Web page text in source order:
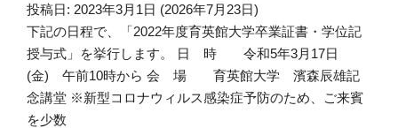
投稿日: 2023年3月1日 (2026年7月23日)
下記の日程で、「2022年度育英館大学卒業証書・学位記
授与式」を挙行します。 日 時 令和5年3月17日
(金) 午前10時から 会 場 育英館大学 濱森辰雄記
念講堂 ※新型コロナウィルス感染症予防のため、ご来賓
を少数